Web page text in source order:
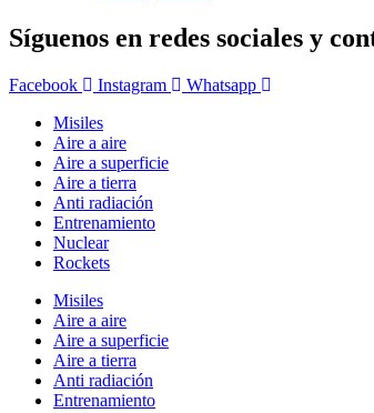
Síguenos en redes sociales y
Facebook Instagram
Whatsapp
Misiles
Aire a aire
Aire a superficie
Aire a tierra
Anti radiación
Entrenamiento
Nuclear
Rockets
Misiles
Aire a aire
Aire a superficie
Aire a tierra
Anti radiación
Entrenamiento